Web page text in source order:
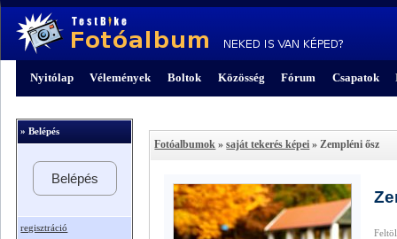
Nyitólap Vélemények Boltok Közösség Fórum Csapatok
» Belépés
Belépés
regisztráció
Fotóalbumok »saját tekerés képei » Zempléni ősz